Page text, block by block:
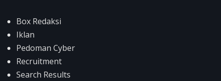
Box Redaksi
Iklan
Pedoman Cyber
Recruitment
Search Results